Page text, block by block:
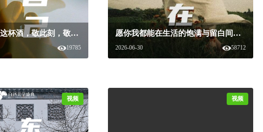
金翅奖的主张:这杯酒，敬此刻，敬自己。#白酒美学盛典#白酒美学产品#2026金翅奖#后物设计#白酒包装设计
19785
愿你我都能在生活的饱满与留白间，找到最舒适的自在。#白酒美学盛典 #白酒美学 #白酒 #舍得自在
2026-06-30 58712
视频 视频